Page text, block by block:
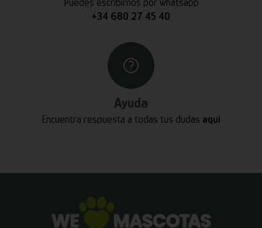
Puedes escribirnos por whatsapp
+34 680 27 45 40
Ayuda
Encuentra respuesta a todas tus dudas aquí